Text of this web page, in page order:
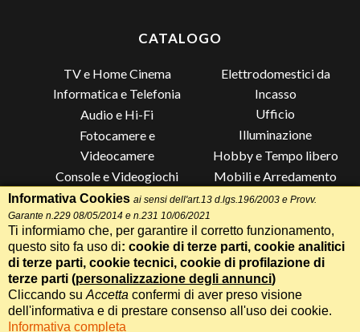
CATALOGO
TV e Home Cinema
Informatica e Telefonia
Audio e Hi-Fi
Fotocamere e
Videocamere
Console e Videogiochi
Piccoli Elettrodomestici
Grandi Elettrodomestici e
Climatizzazione
Elettrodomestici da
Incasso
Ufficio
Illuminazione
Hobby e Tempo libero
Mobili e Arredamento
Lista di Nozze
Termini e Condizioni-Privacy Cookie
Whatsapp Chiama
Speciale 70 Anni Radionovelli T
Informativa Cookies ai sensi dell'art.13 d.lgs.196/2003 e Provv.
Garante n.229 08/05/2014 e n.231 10/06/2021
Ti informiamo che, per garantire il corretto funzionamento,
questo sito fa uso di: cookie di terze parti, cookie analitici
di terze parti, cookie tecnici, cookie di profilazione di
terze parti (personalizzazione degli annunci)
Cliccando su Accetta confermi di aver preso visione
dell'informativa e di prestare consenso all'uso dei cookie.
Informativa completa